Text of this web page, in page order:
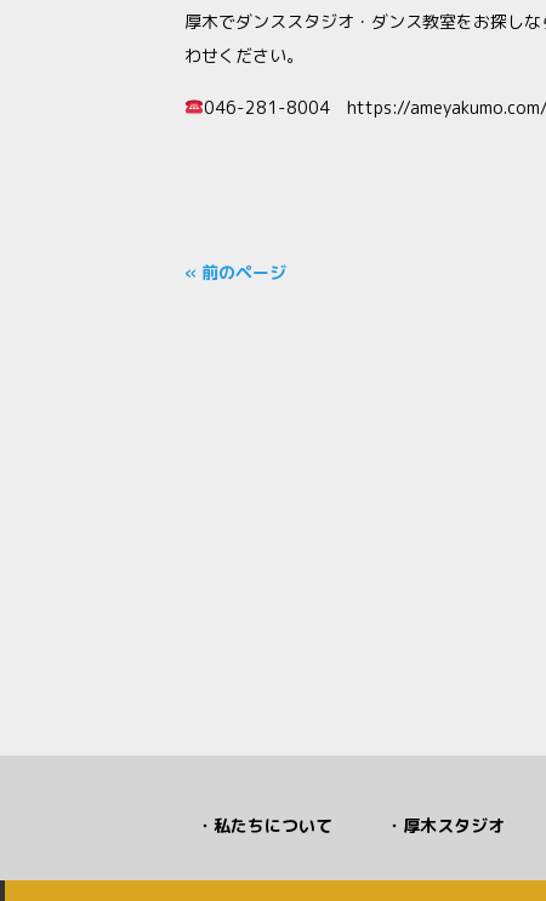
厚木でダンススタジオ・ダンス教室をお探
わせください。
046-281-8004 https://
« 前のページ
私たちについて 厚木スタジオ